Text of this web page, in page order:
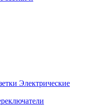
Электрические